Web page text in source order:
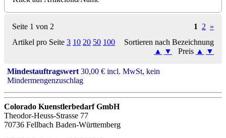
Seite 1 von 2 1 2 »
Artikel pro Seite 3 10 20 50 100
Sortieren nach Bezeichnung
▲
▼ Preis ▲ ▼
Mindestauftragswert 30,00 € incl. MwSt, kein
Mindermengenzuschlag
Colorado Kuenstlerbedarf GmbH
Theodor-Heuss-Strasse 77
70736 Fellbach Baden-Württemberg